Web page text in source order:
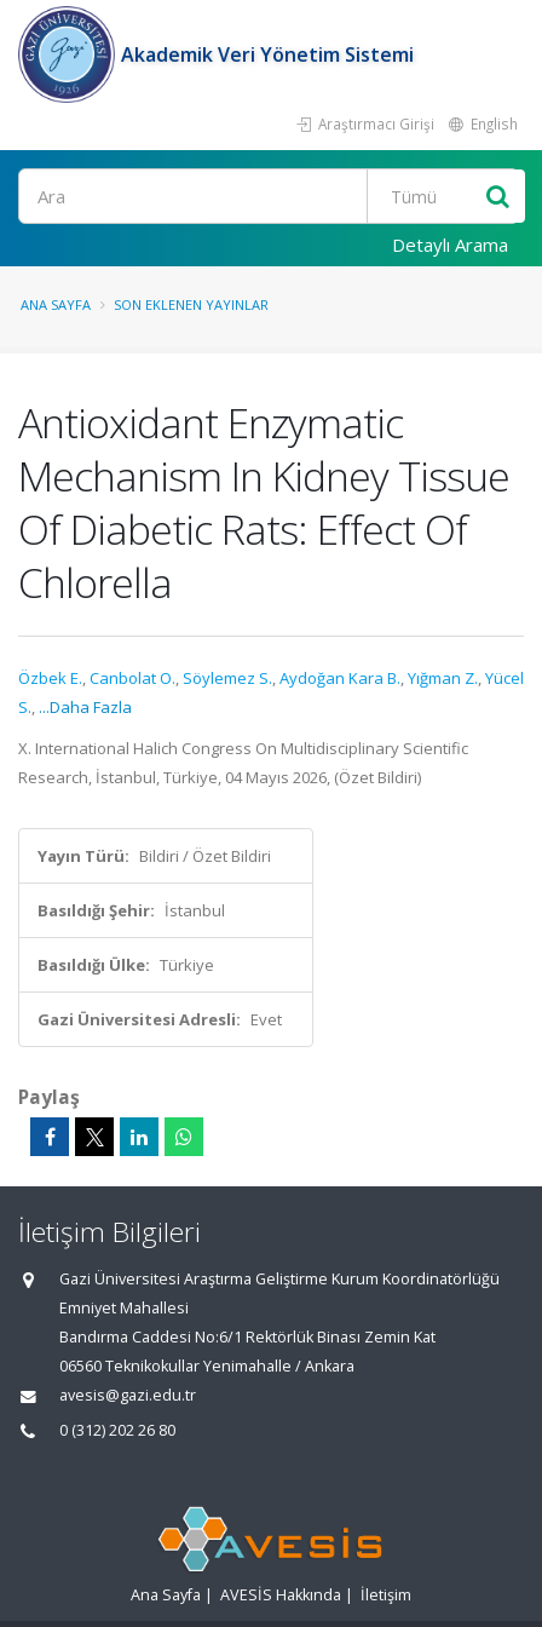
Akademik Veri Yönetim Sistemi
Araştırmacı Girişi English
Ara
Detaylı Arama
ANA SAYFA SON EKLENEN YAYINLAR
Antioxidant Enzymatic
Mechanism In Kidney Tissue
Of Diabetic Rats: Effect Of
Chlorella
Özbek E.,Canbolat O., Söylemez S.,Aydoğan Kara B.,Yığman Z.,Yücel
S., ...Daha Fazla
X. International Halich Congress On Multidisciplinary Scientific
Research, İstanbul, Türkiye, 04 Mayıs 2026, (Özet Bildiri)
Yayın Türü: Bildiri / Özet Bildiri
Basıldığı Şehir: İstanbul
Basıldığı Ülke: Türkiye
Gazi Üniversitesi Adresli: Evet
Paylaş
İletişim Bilgileri
Gazi Üniversitesi Araştırma Geliştirme Kurum Koordinatörlüğü
Emniyet Mahallesi
Bandırma Caddesi No:6/1 Rektörlük Binası Zemin Kat
06560 Teknikokullar Yenimahalle / Ankara
avesis@gazi.edu.tr
0 (312) 202 26 80
Ana Sayfa | AVESİS Hakkında | İletişim